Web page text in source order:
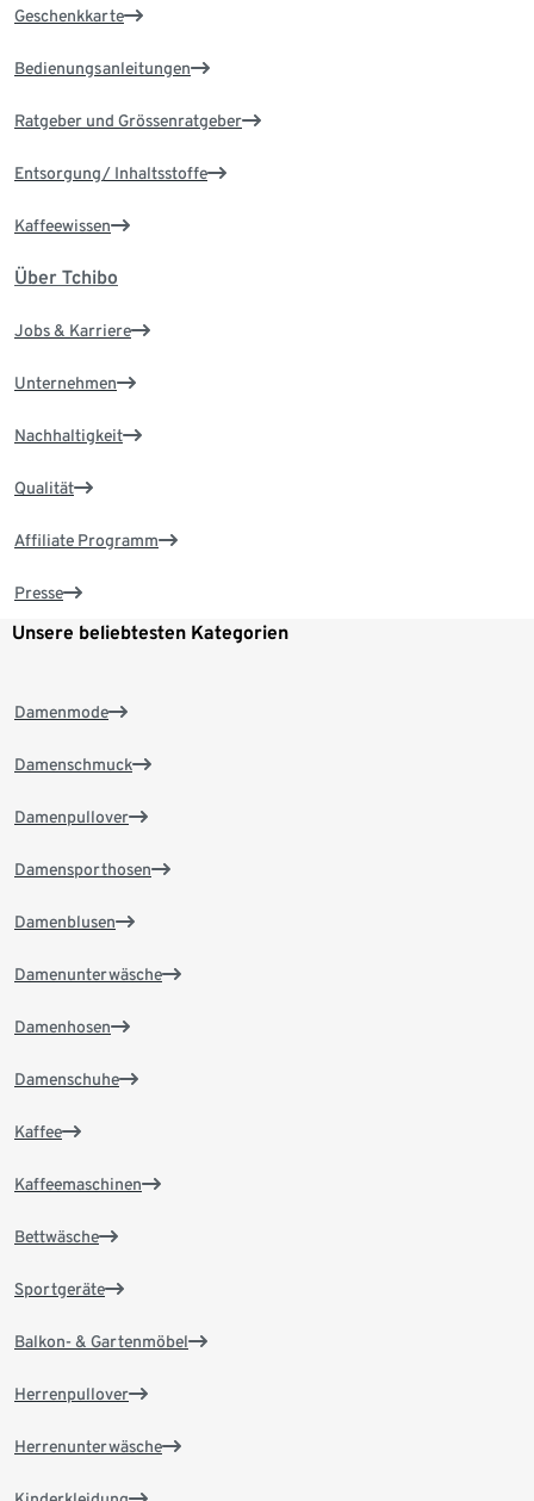
Geschenkkarte
Bedienungsanleitungen
Ratgeber und Grössenratgeber
Entsorgung/ Inhaltsstoffe
Kaffeewissen
Über Tchibo
Jobs & Karriere
Unternehmen
Nachhaltigkeit
Qualität
Affiliate Programm
Presse
Unsere beliebtesten Kategorien
Damenmode
Damenschmuck
Damenpullover
Damensporthosen
Damenblusen
Damenunterwäsche
Damenhosen
Damenschuhe
Kaffee
Kaffeemaschinen
Bettwäsche
Sportgeräte
Balkon- & Gartenmöbel
Herrenpullover
Herrenunterwäsche